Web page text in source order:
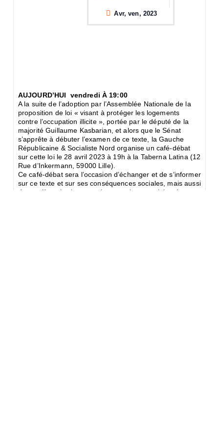
Avr, ven, 2023
AUJOURD’HUI vendredi À 19:00
A la suite de l’adoption par l’Assemblée Nationale de la
proposition de loi « visant à protéger les logements
contre l’occupation illicite », portée par le député de la
majorité Guillaume Kasbarian, et alors que le Sénat
s’apprête à débuter l’examen de ce texte, la Gauche
Républicaine & Socialiste Nord organise un café-débat
sur cette loi le 28 avril 2023 à 19h à la Taberna Latina (12
Rue d’Inkermann, 59000 Lille).
Ce café-débat sera l’occasion d’échanger et de s’informer
sur ce texte et sur ses conséquences sociales, mais aussi
de manière plus large sur les questions cruciales du